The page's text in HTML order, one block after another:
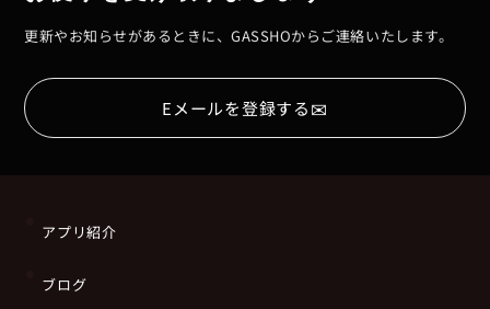
更新やお知らせがあるときに、GASSHOからご連絡いたします。
Eメールを登録する✉
アプリ紹介
ブログ